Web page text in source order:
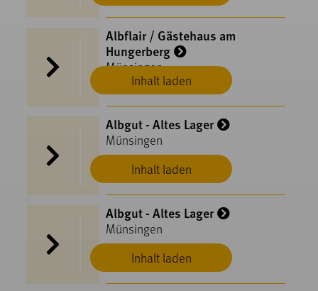
Inhalt laden
Albflair / Gästehaus am
Hungerberg
Münsingen
Inhalt laden
Albgut - Altes Lager
Münsingen
Inhalt laden
Albgut - Altes Lager
Münsingen